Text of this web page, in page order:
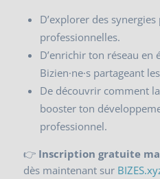
D’explorer des
professionnelles.
D’enrichir ton réseau en
Bizien·ne·s partageant
De découvrir comment
booster ton
professionnel.
👉 Inscription gratuite
dès maintenant sur